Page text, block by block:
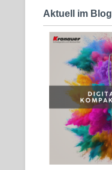
Aktuell im Blog